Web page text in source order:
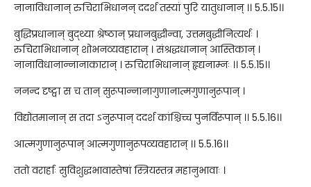
नानाविधानान् रुचिराभिधानन् ददर्श तस्यां पुरि यातुधानान् ।। 5.5.15।।
बुद्धिप्रधानान् बुद्थ्या श्रेष्ठान् प्रधानबुद्धीन्वा, उत्तमबुद्धीनित्यर्थः ।
रुचिराभिधानान् शोभनव्यवहारान् । संश्रद्धधानान् आस्तिकान् ।
नानाविधानान्नानाकारान् । रुचिराभिधानान् हृद्यनाम्नः ।। 5.5.15।।
ननन्द दृष्ट्वा स च तान् सुरूपान्नानागुणानात्मगुणानुरूपान् ।
विद्योतमानान् स तदा ऽनुरूपान् ददर्श कांश्चिच्च पुनर्विरूपान् ।। 5.5.16।।
आत्मगुणानुरूपान् आत्मगुणानुरूपव्यवहारान् ।। 5.5.16।।
ततो वरार्हाः सुविशुद्धभावास्तेषां स्त्रियस्तत्र महानुभावाः ।